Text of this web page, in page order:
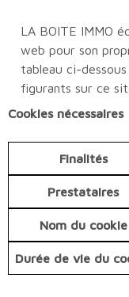
LA BOITE IMMO
web pour son
tableau ci-
figurants sur ce
Cookies nécessaires
Finalités
Prestataires
Nom du cookie
Durée de vie du